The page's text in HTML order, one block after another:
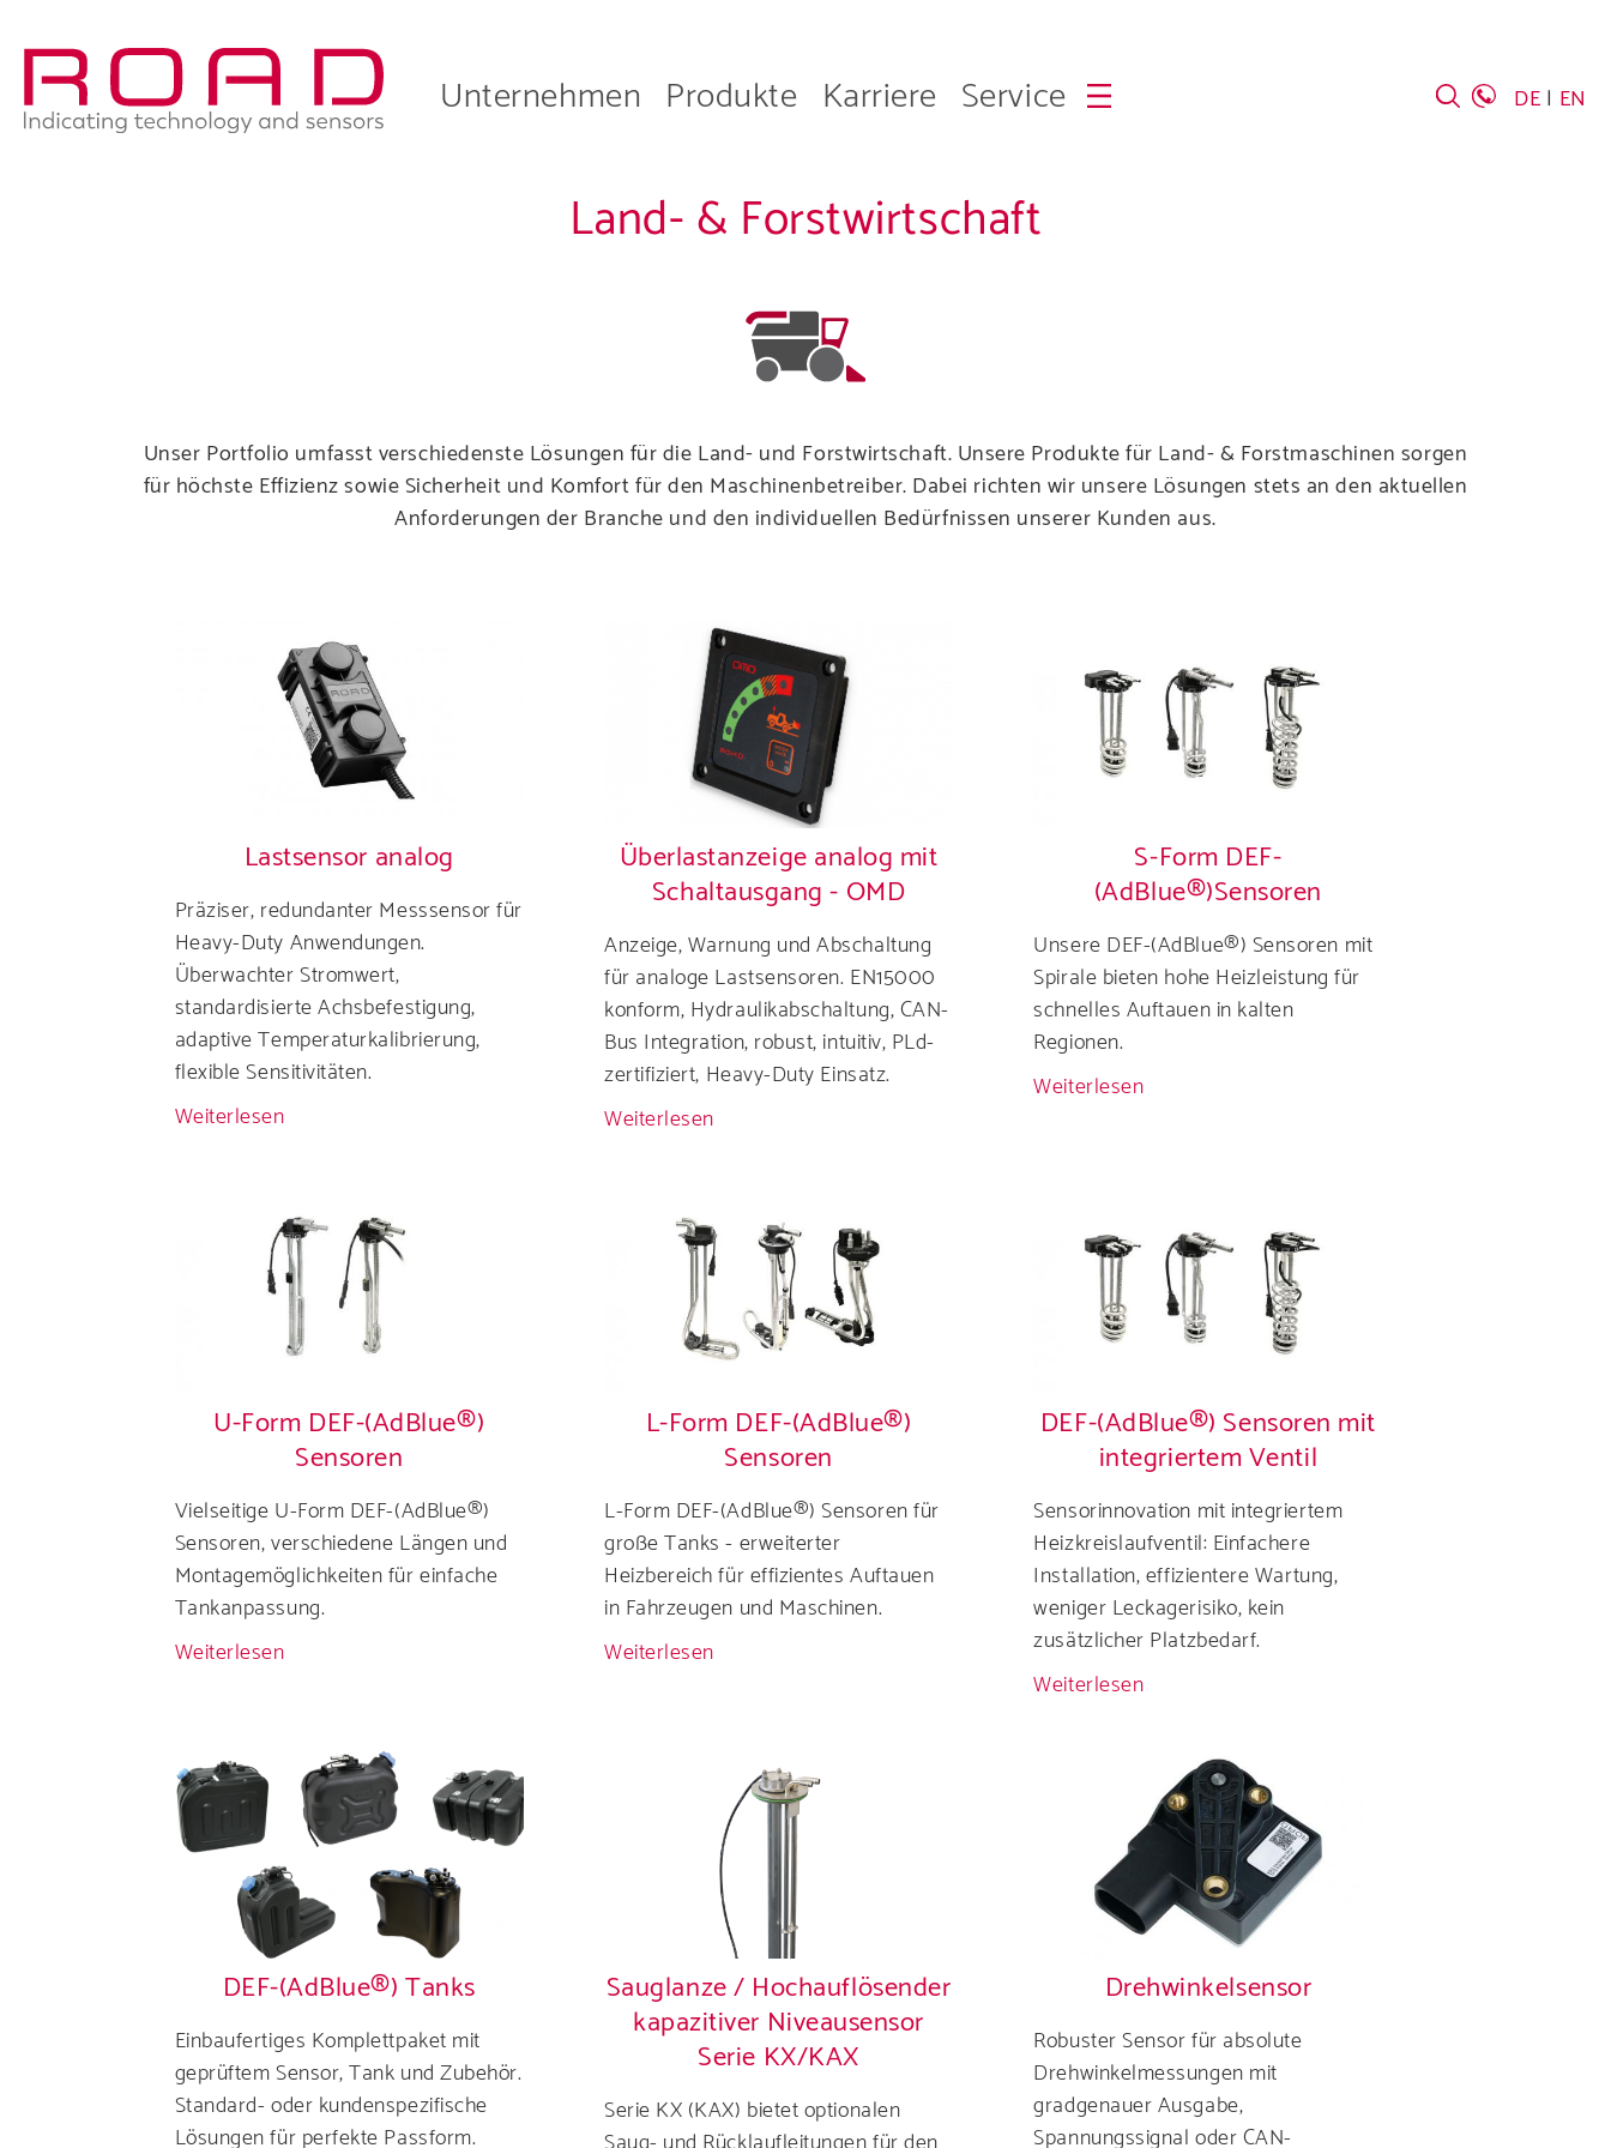
main
navigation
Main
navigation
Unternehmen Produkte Karriere Service
Unternehmen
Erfahren Sie mehr über das Unternehmen
Entdecken Sie unsere Produkte und Lösungen für
Ihre Branche
Karriere
Lesen Sie alles über eine Karriere bei uns
Finden Sie diverse Broschüren, Zertifikate und
unsere AGBs
DE EN
Land- & Forstwirtschaft
Unser Portfolio umfasst verschiedenste Lösungen für die Land- und Forstwirtschaft. Unsere Produkte für Land- & Forstmaschinen sorgen
für höchste Effizienz sowie Sicherheit und Komfort für den Maschinenbetreiber. Dabei richten wir unsere Lösungen stets an den aktuellen
Anforderungen der Branche und den individuellen Bedürfnissen unserer Kunden aus.
Lastsensor analog
Präziser, redundanter Messsensor für
Heavy-Duty Anwendungen.
Überwachter Stromwert,
standardisierte Achsbefestigung,
adaptive Temperaturkalibrierung,
flexible Sensitivitäten.
Weiterlesen
Überlastanzeige analog mit
Schaltausgang - OMD
Anzeige, Warnung und Abschaltung
für analoge Lastsensoren. EN15000
konform, Hydraulikabschaltung, CAN-
Bus Integration, robust, intuitiv, PLd-
zertifiziert, Heavy-Duty Einsatz.
Weiterlesen
Schaltausgang
-
OMD
S-Form DEF-
(AdBlue®)Sensoren
Unsere DEF-(AdBlue®) Sensoren mit
Spirale bieten hohe Heizleistung für
schnelles Auftauen in kalten
Regionen.
Weiterlesen
U-Form DEF-(AdBlue®)
Sensoren
Vielseitige U-Form DEF-(AdBlue®)
Sensoren, verschiedene Längen und
Montagemöglichkeiten für einfache
Tankanpassung.
Weiterlesen
(AdBlue®)
Sensoren
L-Form DEF-(AdBlue®)
Sensoren
L-Form DEF-(AdBlue®) Sensoren für
große Tanks - erweiterter
Heizbereich für effizientes Auftauen
in Fahrzeugen und Maschinen.
Weiterlesen
(AdBlue®)
Sensoren
DEF-(AdBlue®) Sensoren mit
integriertem Ventil
Sensorinnovation mit integriertem
Heizkreislaufventil: Einfachere
Installation, effizientere Wartung,
weniger Leckagerisiko, kein
zusätzlicher Platzbedarf.
Weiterlesen
(AdBlue®)
Sensoren
mit
integriertem
Ventil
DEF-(AdBlue®) Tanks
Einbaufertiges Komplettpaket mit
geprüftem Sensor, Tank und Zubehör.
Standard- oder kundenspezifische
Lösungen für perfekte Passform.
Sauglanze / Hochauflösender
kapazitiver Niveausensor
Serie KX/KAX
Serie KX (KAX) bietet optionalen
Drehwinkelsensor
Robuster Sensor für absolute
Drehwinkelmessungen mit
gradgenauer Ausgabe,
Spannungssignal oder CAN-